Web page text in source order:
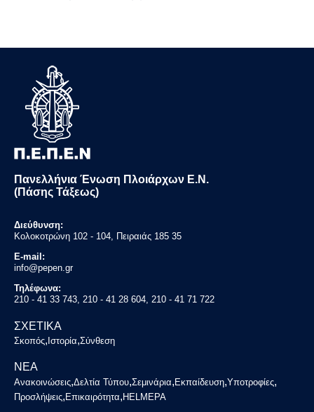
Πανελλήνια Ένωση Πλοιάρχων Ε.Ν.
(Πάσης Τάξεως)
Διεύθυνση:
Κολοκοτρώνη 102 - 104, Πειραιάς 185 35
E-mail:
info@pepen.gr
Τηλέφωνα:
210 - 41 33 743, 210 - 41 28 604, 210 - 41 71 722
ΣΧΕΤΙΚΑ
Σκοπός, Ιστορία,Σύνθεση
ΝΕΑ
Ανακοινώσεις,Δελτία Τύπου,Σεμινάρια, Εκπαίδευση,Υποτροφίες,
Προσλήψεις, Επικαιρότητα, HELMEPA